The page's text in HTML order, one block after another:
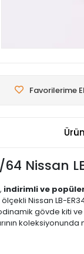
Favorilerime
64 Nissan
indirimli ve
ölçekli Nissan LB-
gövde kiti